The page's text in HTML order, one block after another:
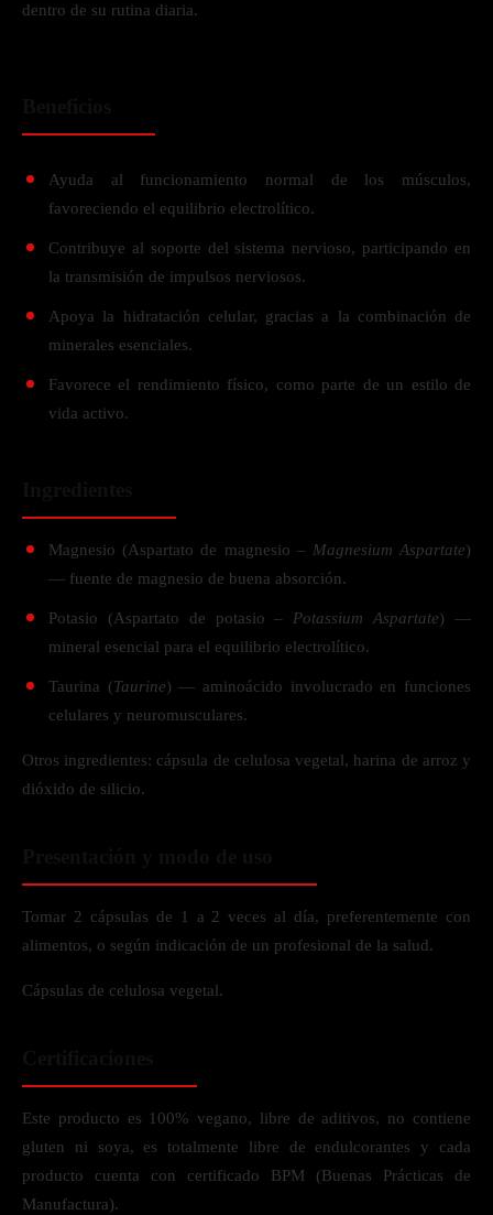
dentro de su rutina diaria.
Ayuda al funcionamiento normal de los músculos,
favoreciendo el equilibrio electrolítico.
Contribuye al soporte del sistema nervioso, participando en
la transmisión de impulsos nerviosos.
Apoya la hidratación celular, gracias a la combinación de
minerales esenciales.
Favorece el rendimiento físico, como parte de un estilo de
vida activo.
Magnesio (Aspartato de magnesio – Magnesium Aspartate)
— fuente de magnesio de buena absorción.
Potasio (Aspartato de potasio – Potassium Aspartate) —
mineral esencial para el equilibrio electrolítico.
Taurina (Taurine) — aminoácido involucrado en funciones
celulares y neuromusculares.
Otros ingredientes: cápsula de celulosa vegetal, harina de arroz y
dióxido de silicio.
Tomar 2 cápsulas de 1 a 2 veces al día, preferentemente con
alimentos, o según indicación de un profesional de la salud.
Cápsulas de celulosa vegetal.
Este producto es 100% vegano, libre de aditivos, no contiene
gluten ni soya, es totalmente libre de endulcorantes y cada
producto cuenta con certificado BPM (Buenas Prácticas de
Manufactura).